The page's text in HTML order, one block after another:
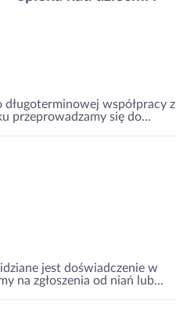
współpracy z
przeprowadzamy się do...
jest doświadczenie w
na zgłoszenia od niań lub...